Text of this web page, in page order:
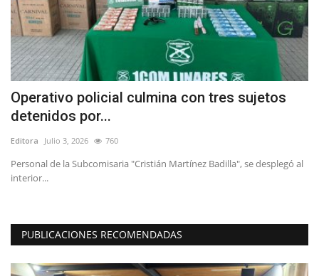
Operativo policial culmina con tres sujetos
detenidos por...
Editora Julio 3, 2026 760
Personal de la Subcomisaria "Cristián Martínez Badilla", se desplegó al
interior...
PUBLICACIONES RECOMENDADAS